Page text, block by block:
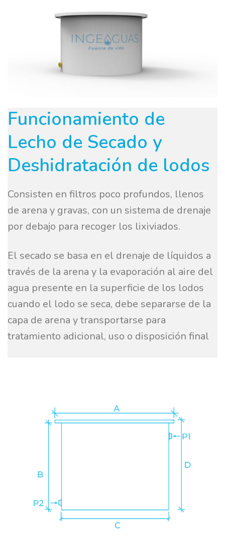
Funcionamiento de
Lecho de Secado y
Deshidratación de lodos
Consisten en filtros poco profundos, llenos
de arena y gravas, con un sistema de drenaje
por debajo para recoger los lixiviados.
El secado se basa en el drenaje de líquidos a
través de la arena y la evaporación al aire del
agua presente en la superficie de los lodos
cuando el lodo se seca, debe separarse de la
capa de arena y transportarse para
tratamiento adicional, uso o disposición final